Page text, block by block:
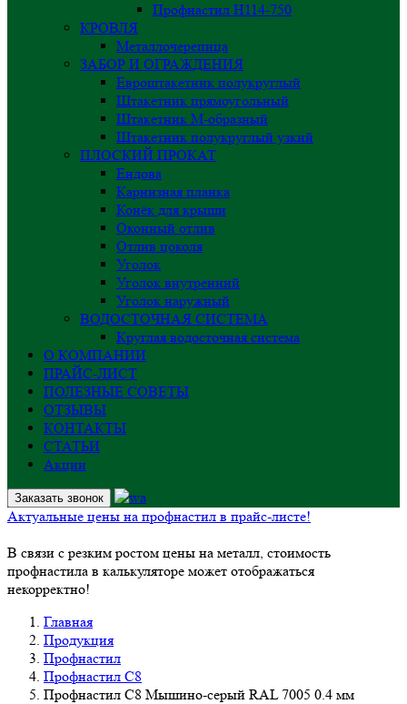
Профнастил Н114-750
КРОВЛЯ
Металлочерепица
ЗАБОР И ОГРАЖДЕНИЯ
Евроштакетник полукруглый
Штакетник прямоугольный
Штакетник М-образный
Штакетник полукруглый узкий
ПЛОСКИЙ ПРОКАТ
Ендова
Карнизная планка
Конёк для крыши
Оконный отлив
Отлив цоколя
Уголок
Уголок внутренний
Уголок наружный
ВОДОСТОЧНАЯ СИСТЕМА
Круглая водосточная система
О КОМПАНИИ
ПРАЙС-ЛИСТ
ПОЛЕЗНЫЕ СОВЕТЫ
ОТЗЫВЫ
КОНТАКТЫ
СТАТЬИ
Акции
Заказать звонок
Актуальные цены на профнастил в прайс-листе!
В связи с резким ростом цены на металл, стоимость
профнастила в калькуляторе может отображаться
некорректно!
Главная
Продукция
Профнастил
Профнастил С8
Профнастил С8 Мышино-серый RAL 7005 0.4 мм